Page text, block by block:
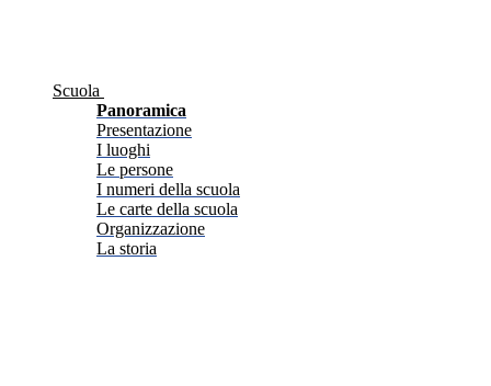
Scuola
Panoramica
Presentazione
I luoghi
Le persone
I numeri della scuola
Le carte della scuola
Organizzazione
La storia